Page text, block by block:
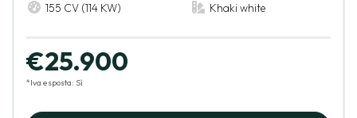
155 CV (114 KW)
Khaki white
€25.900
*Iva esposta: Sì